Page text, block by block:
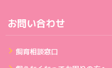
お問い合わせ
飼育相談窓口